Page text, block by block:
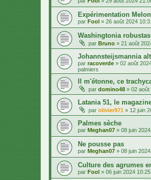
Expérimentation
par Fool » 26 août 2024
Washingtonia
par Bruno » 21 août
Johannsteijsmannia
par racoverde » 02 août
palmiers
Il m'étonne, ce
par domino48 » 02 août
Latania 51, le
par olivier971 » 12 juin
Palmes sèche
par Meghan07 » 08 juin
Ne pousse pas
par Meghan07 » 08 juin
Culture des agrumes
par Fool » 06 juin 2024 10:25